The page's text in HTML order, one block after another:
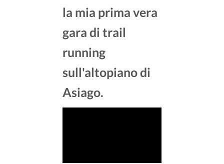
la mia prima vera
gara di trail
running
sull'altopiano di
Asiago.